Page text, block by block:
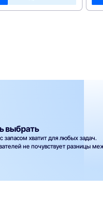
выбрать
запасом хватит для любых задач.
не почувствует разницы